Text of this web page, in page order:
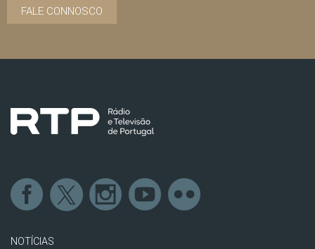
FALE CONNOSCO
NOTÍCIAS